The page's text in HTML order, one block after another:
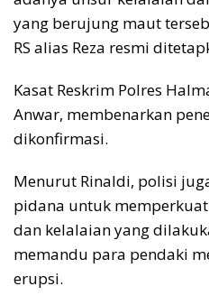
yang berujung maut
RS alias Reza resmi
Kasat Reskrim Polres
Anwar, membenarkan
dikonfirmasi.
Menurut Rinaldi, polisi
pidana untuk
dan kelalaian yang
memandu para pendaki
erupsi.